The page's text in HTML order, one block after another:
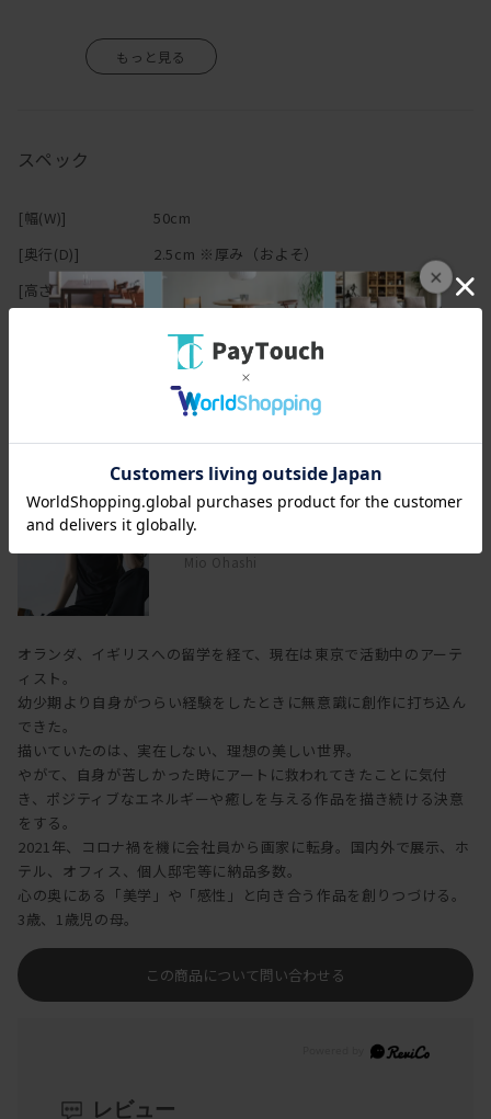
×
この商品について問い合わせる
スペック
[幅(W)]
50cm
[奥行(D)]
2.5cm ※厚み（およそ）
[高さ(H)]
ブランド
Mio Ohashi
オランダ、イギリスへの留学を経て、現在は東京で活動中のアーテ
ィスト。
幼少期より自身がつらい経験をしたときに無意識に創作に打ち込ん
できた。
描いていたのは、実在しない、理想の美しい世界。
やがて、自身が苦しかった時にアートに救われてきたことに気付
き、ポジティブなエネルギーや癒しを与える作品を描き続ける決意
をする。
2021年、コロナ禍を機に会社員から画家に転身。国内外で展示、ホ
テル、オフィス、個人邸宅等に納品多数。
心の奥にある「美学」や「感性」と向き合う作品を創りつづける。
3歳、1歳児の母。
レビュー